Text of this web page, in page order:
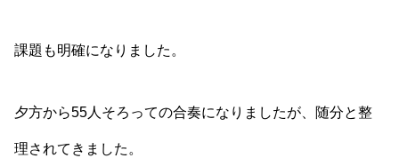
課題も明確になりました。
夕方から55人そろっての合奏になりましたが、随分と整
理されてきました。